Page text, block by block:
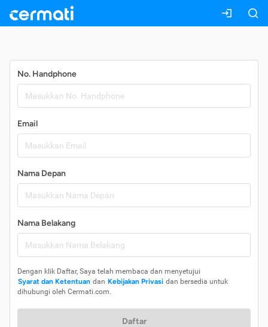
No. Handphone
Email
Nama Depan
Nama Belakang
Dengan klik Daftar, Saya telah membaca dan menyetujui
Syarat dan Ketentuan dan Kebijakan Privasi dan bersedia untuk
dihubungi oleh Cermati.com.
Daftar